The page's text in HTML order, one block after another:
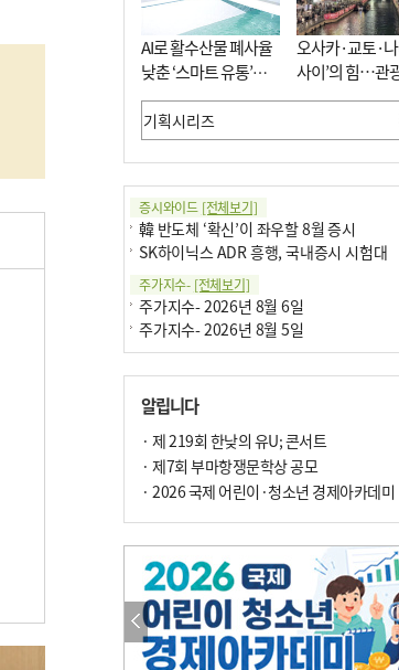
AI로 활수산물 폐사율
낮춘 ‘스마트 유통’…
사막·산악지대 수출
도전
오사카·교토·나
사이’의 힘…관
쳐야 흥한다
증시와이드 [전체보기]
韓 반도체 ‘확신’이 좌우할 8월 증시
SK하이닉스 ADR 흥행, 국내증시 시험대
주가지수- [전체보기]
주가지수- 2026년 8월 6일
주가지수- 2026년 8월 5일
알립니다
· 제 219회 한낮의 유U; 콘서트
· 제7회 부마항쟁문학상 공모
· 2026 국제 어린이·청소년 경제아카데미